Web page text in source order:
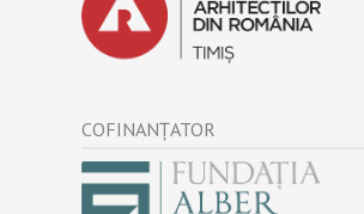
COFINANȚATOR